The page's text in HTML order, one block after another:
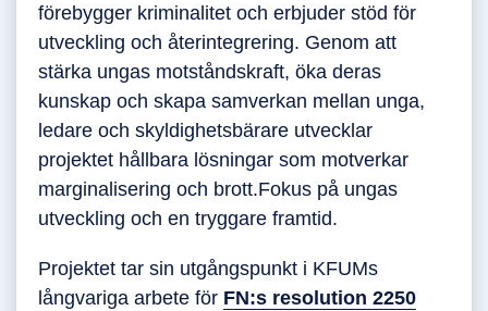
förebygger kriminalitet och erbjuder stöd för
utveckling och återintegrering. Genom att
stärka ungas motståndskraft, öka deras
kunskap och skapa samverkan mellan unga,
ledare och skyldighetsbärare utvecklar
projektet hållbara lösningar som motverkar
marginalisering och brott.Fokus på ungas
utveckling och en tryggare framtid.
Projektet tar sin utgångspunkt i KFUMs
långvariga arbete för FN:s resolution 2250